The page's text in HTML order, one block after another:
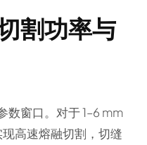
割功率与
数窗口。对于 1–6 mm
高速熔融切割，切缝